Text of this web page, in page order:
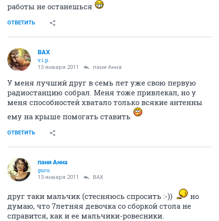
работы не останешься
ОТВЕТИТЬ
ВАХ
v.i.p.
13 января 2011 пани Анна
У меня лучший друг в семь лет уже свою первую
радиостанцию собрал. Меня тоже привлекал, но у
меня способностей хватало только всякие антенны
ему на крыше помогать ставить
ОТВЕТИТЬ
пани Анна
guru
13 января 2011 ВАХ
друг таки мальчик (стесняюсь спросить :-))
но
думаю, что 7летняя девочка со сборкой стола не
справится, как и ее мальчики-ровесники.